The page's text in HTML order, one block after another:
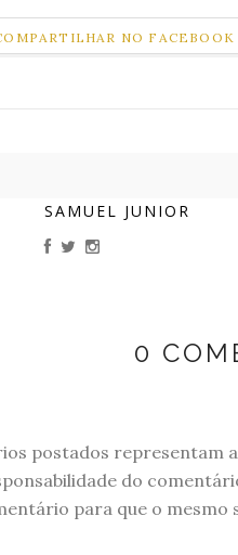
NO FACEBOOK
SAMUEL JUNIOR
0
postados representam
do
para que o mesmo